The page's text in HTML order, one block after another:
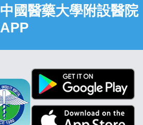
中國醫藥大學附設醫院
APP